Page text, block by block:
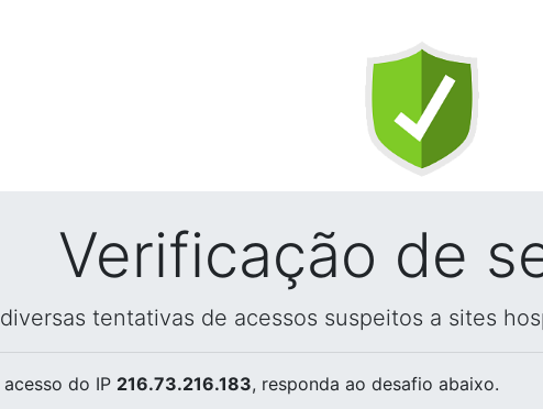
Verificação de
tentativas de acessos suspeitos a sites
do IP 216.73.216.183, responda ao desafio abaixo.